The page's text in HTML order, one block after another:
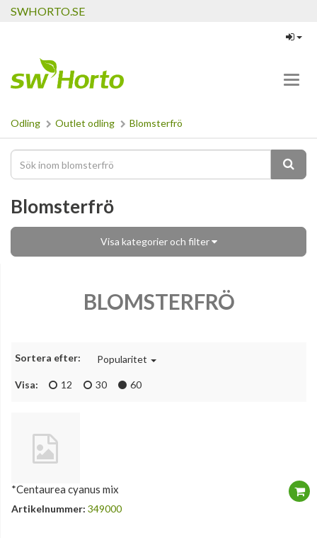
SWHORTO.SE
Odling Outlet odling Blomsterfrö
Blomsterfrö
Visa kategorier och filter
BLOMSTERFRÖ
Sortera efter: Popularitet
Visa: 12 30 60
*Centaurea cyanus mix
Artikelnummer: 349000